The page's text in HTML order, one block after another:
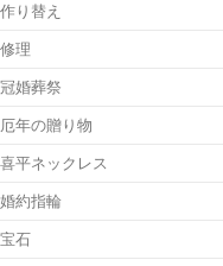
作り替え
修理
冠婚葬祭
厄年の贈り物
喜平ネックレス
婚約指輪
宝石